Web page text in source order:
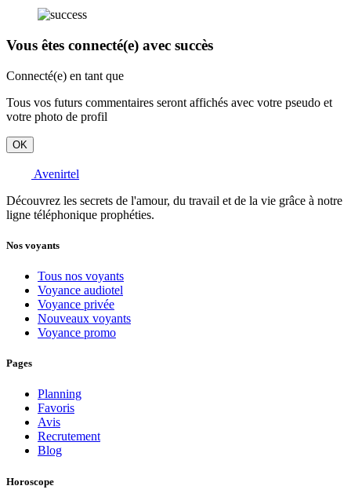
Vous êtes connecté(e) avec succès
Connecté(e) en tant que
Tous vos futurs commentaires seront affichés avec votre pseudo et
votre photo de profil
OK
Avenirtel
Découvrez les secrets de l'amour, du travail et de la vie grâce à notre
ligne téléphonique prophéties.
Nos voyants
Tous nos voyants
Voyance audiotel
Voyance privée
Nouveaux voyants
Voyance promo
Pages
Planning
Favoris
Avis
Recrutement
Blog
Horoscope